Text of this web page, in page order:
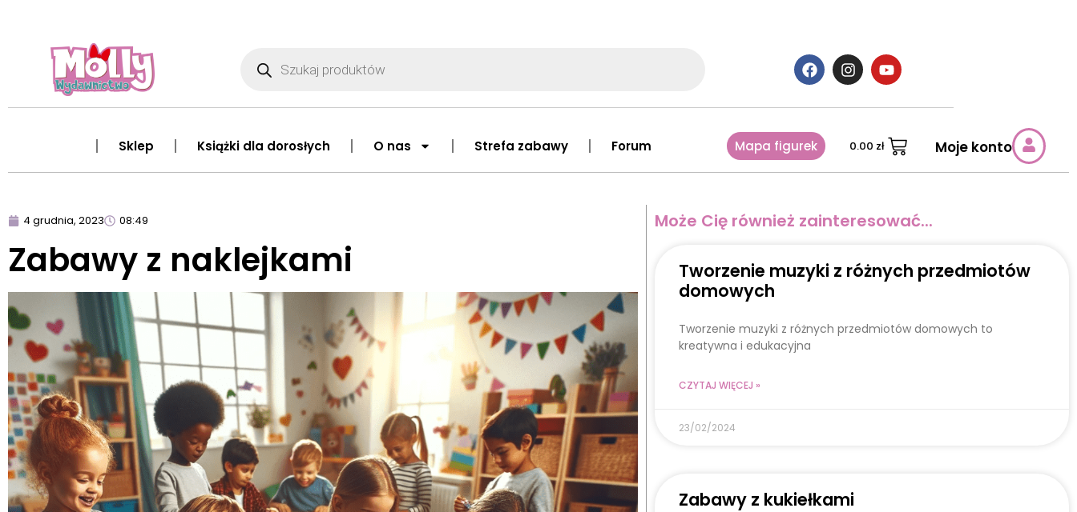
Sklep Książki dla dorosłych O nas Strefa zabawy Forum Mapa figurek 0.00 zł Moje konto
4 grudnia, 2023 08:49
Zabawy z naklejkami
Może Cię również zainteresować...
Tworzenie muzyki z różnych przedmiotów
domowych
Tworzenie muzyki z różnych przedmiotów domowych to
kreatywna i edukacyjna
CZYTAJ WIĘCEJ »
23/02/2024
Zabawy z kukiełkami